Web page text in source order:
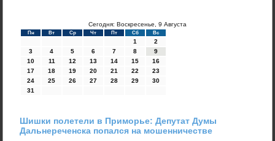
Сегодня: Воскресенье, 9 Августа
Пн Вт Ср Чт Пт Сб Вс
1
2
3
4 5 6 7 8
9
10
11 12 13 14 15
16
17
18 19 20 21 22
23
24
25 26 27 28 29
30
31
Шишки полетели в Приморье: Депутат Думы
Дальнереченска попался на мошенничестве